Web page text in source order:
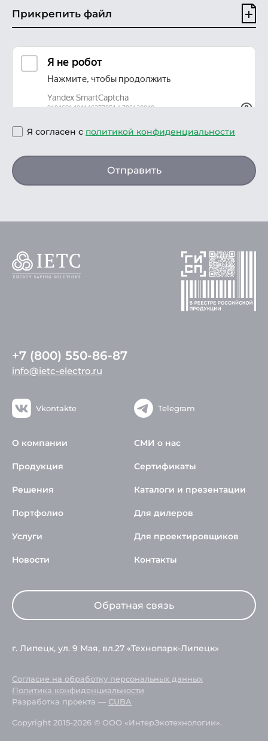
Прикрепить файл
Я согласен с политикой конфиденциальности
Отправить
+7 (800) 550-86-87
info@ietc-electro.ru
Vkontakte Telegram
О компании
Продукция
Решения
Портфолио
Услуги
Новости
СМИ о нас
Сертификаты
Каталоги и презентации
Для дилеров
Для проектировщиков
Контакты
Обратная связь
г. Липецк, ул. 9 Мая, вл.27 «Технопарк-Липецк»
Согласие на обработку персональных данных
Политика конфиденциальности
Разработка проекта — CUBA
Copyright 2015-2026 © ООО «ИнтерЭкотехнологии».